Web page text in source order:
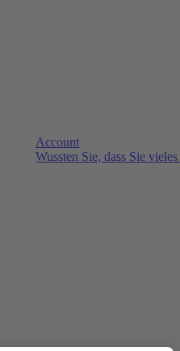
Account
Wussten Sie, dass Sie